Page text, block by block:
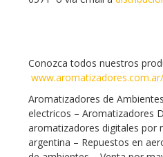
Conozca todos nuestros
Aromatizadores de
electricos – Aromatizadores
aromatizadores digitales por
argentina – Repuestos en